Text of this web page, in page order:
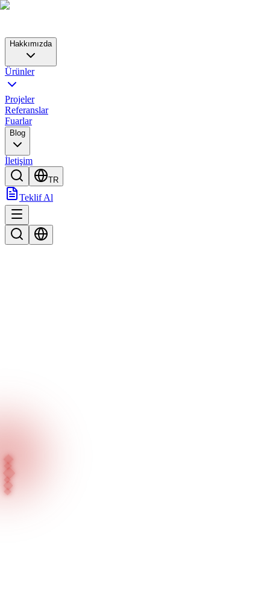
Hakkımızda
Ürünler
Projeler
Referanslar
Fuarlar
Blog
İletişim
TR
Teklif Al